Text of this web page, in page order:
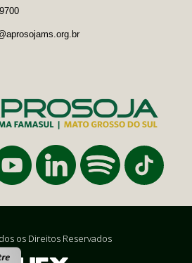
os Direitos Reservados